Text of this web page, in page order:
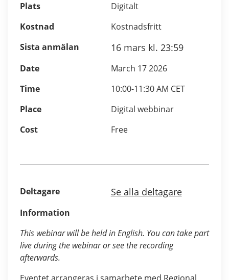
Plats
Digitalt
Kostnad
Kostnadsfritt
Sista anmälan
16 mars kl. 23:59
Date
March 17 2026
Time
10:00-11:30 AM CET
Place
Digital webbinar
Cost
Free
Deltagare Se alla deltagare
Information
This webinar will be held in English. You can take part
live during the webinar or see the recording
afterwards.